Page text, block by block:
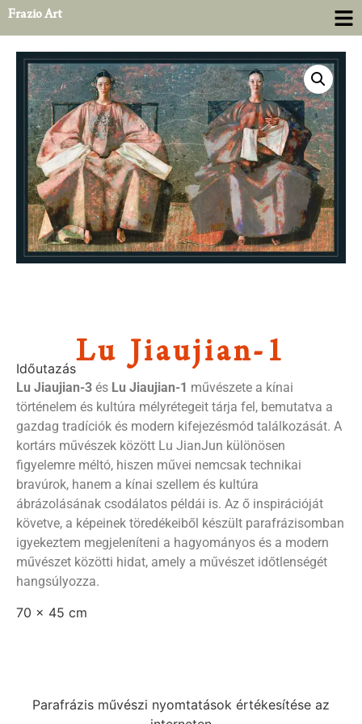
Frazio Art
Lu Jiaujian-1
Időutazás
Lu Jiaujian-3 és Lu Jiaujian-1 művészete a kínai
történelem és kultúra mélyrétegeit tárja fel, bemutatva a
gazdag tradíciók és modern kifejezésmód találkozását. A
kortárs művészek között Lu JianJun különösen
figyelemre méltó, hiszen művei nemcsak technikai
bravúrok, hanem a kínai szellem és kultúra
ábrázolásának csodálatos példái is. Az ő inspirációját
követve, a képeinek töredékeiből készült parafrázisomban
igyekeztem megjeleníteni a hagyományos és a modern
művészet közötti hidat, amely a művészet időtlenségét
hangsúlyozza.
70 x 45 cm
Parafrázis művészi nyomtatások értékesítése az